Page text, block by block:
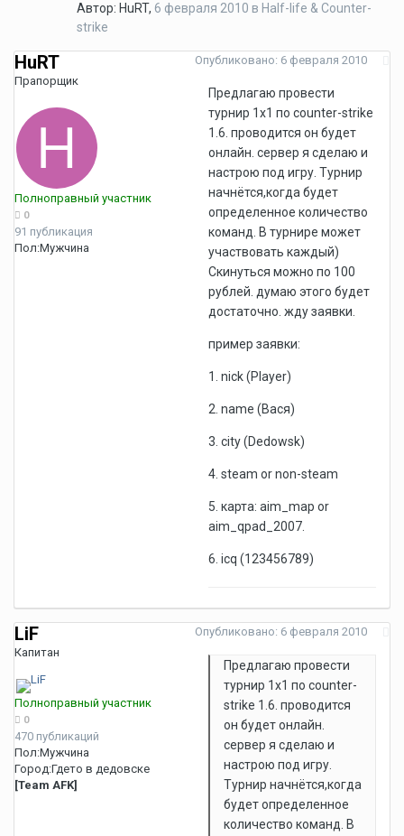
Автор: HuRT, 6 февраля 2010 в Half-life & Counter-
strike
HuRT
Прапорщик
Полноправный участник
0
91 публикация
Пол:Мужчина
Опубликовано: 6 февраля 2010
Предлагаю провести
турнир 1х1 по counter-strike
1.6. проводится он будет
онлайн. сервер я сделаю и
настрою под игру. Турнир
начнётся,когда будет
определенное количество
команд. В турнире может
участвовать каждый)
Скинуться можно по 100
рублей. думаю этого будет
достаточно. жду заявки.
пример заявки:
1. nick (Player)
2. name (Вася)
3. city (Dedowsk)
4. steam or non-steam
5. карта: aim_map or
aim_qpad_2007.
6. icq (123456789)
LiF
Капитан
Полноправный участник
0
470 публикаций
Пол:Мужчина
Город:Гдето в дедовске
[Team AFK]
Опубликовано: 6 февраля 2010
Предлагаю провести
турнир 1х1 по counter-
strike 1.6. проводится
он будет онлайн.
сервер я сделаю и
настрою под игру.
Турнир начнётся,когда
будет определенное
количество команд. В